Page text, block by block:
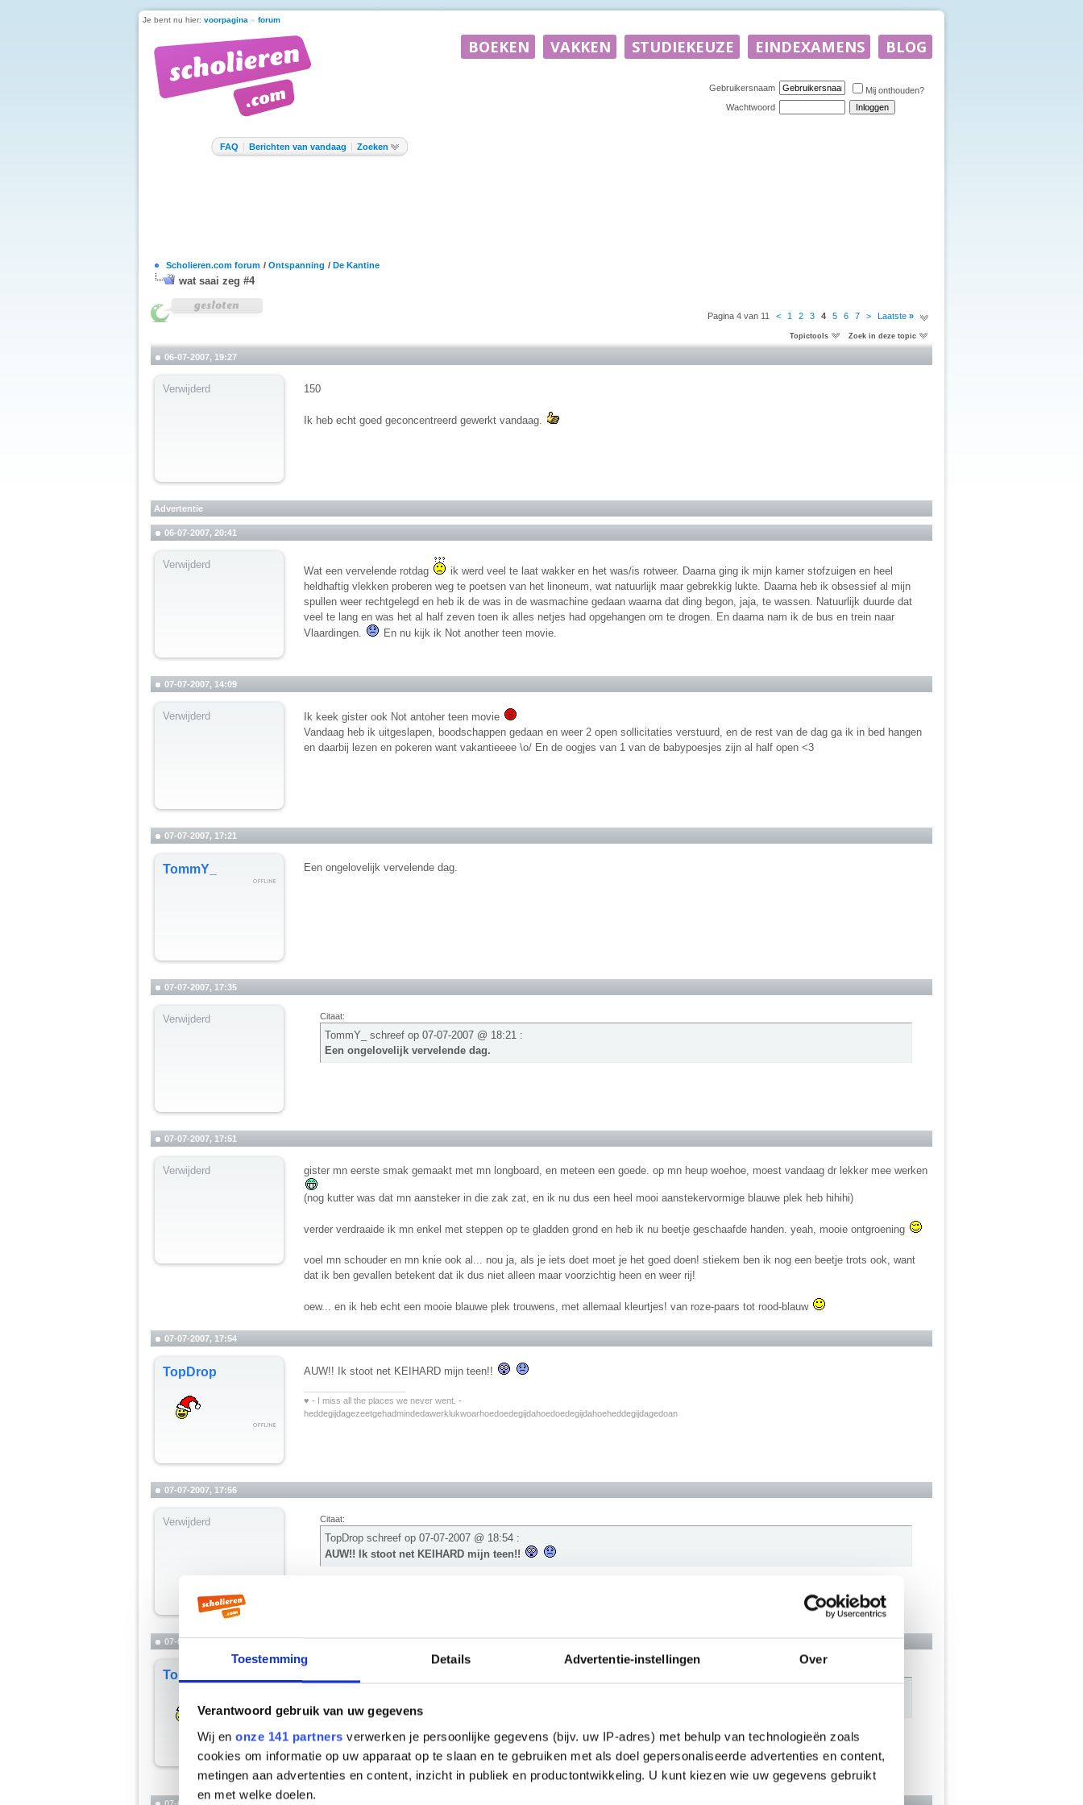
Toestemming Details Advertentie-instellingen Over
Verantwoord gebruik van uw gegevens
Wij en onze 141 partners verwerken je persoonlijke gegevens (bijv. uw IP-adres) met behulp van technologieën zoals
cookies om informatie op uw apparaat op te slaan en te gebruiken met als doel gepersonaliseerde advertenties en content,
metingen aan advertenties en content, inzicht in publiek en productontwikkeling. U kunt kiezen wie uw gegevens gebruikt
en met welke doelen.
Je bent nu hier: voorpagina » forum
Gebruikersnaam
Mij onthouden?
Wachtwoord
FAQ Berichten van vandaag Zoeken
Scholieren.com forum / Ontspanning / De Kantine
wat saai zeg #4
Pagina 4 van 11 < 1 2 3 4 5 6 7 > Laatste »
Topictools Zoek in deze topic
06-07-2007, 19:27
Verwijderd 150
Ik heb echt goed geconcentreerd gewerkt vandaag.
Advertentie
06-07-2007, 20:41
Verwijderd
Wat een vervelende rotdag
ik werd veel te laat wakker en het was/is rotweer. Daarna ging ik mijn kamer stofzuigen en heel
heldhaftig vlekken proberen weg te poetsen van het linoneum, wat natuurlijk maar gebrekkig lukte. Daarna heb ik obsessief al mijn
spullen weer rechtgelegd en heb ik de was in de wasmachine gedaan waarna dat ding begon, jaja, te wassen. Natuurlijk duurde dat
veel te lang en was het al half zeven toen ik alles netjes had opgehangen om te drogen. En daarna nam ik de bus en trein naar
Vlaardingen.
En nu kijk ik Not another teen movie.
07-07-2007, 14:09
Verwijderd
Ik keek gister ook Not antoher teen movie
Vandaag heb ik uitgeslapen, boodschappen gedaan en weer 2 open sollicitaties verstuurd, en de rest van de dag ga ik in bed hangen
en daarbij lezen en pokeren want vakantieeee \o/ En de oogjes van 1 van de babypoesjes zijn al half open <3
07-07-2007, 17:21
TommY_ Een ongelovelijk vervelende dag.
07-07-2007, 17:35
Verwijderd Citaat:
TommY_ schreef op 07-07-2007 @ 18:21 :
Een ongelovelijk vervelende dag.
07-07-2007, 17:51
Verwijderd gister mn eerste smak gemaakt met mn longboard, en meteen een goede. op mn heup woehoe, moest vandaag dr lekker mee werken
(nog kutter was dat mn aansteker in die zak zat, en ik nu dus een heel mooi aanstekervormige blauwe plek heb hihihi)
verder verdraaide ik mn enkel met steppen op te gladden grond en heb ik nu beetje geschaafde handen. yeah, mooie ontgroening
voel mn schouder en mn knie ook al... nou ja, als je iets doet moet je het goed doen! stiekem ben ik nog een beetje trots ook, want
dat ik ben gevallen betekent dat ik dus niet alleen maar voorzichtig heen en weer rij!
oew... en ik heb echt een mooie blauwe plek trouwens, met allemaal kleurtjes! van roze-paars tot rood-blauw
07-07-2007, 17:54
TopDrop
AUW!! Ik stoot net KEIHARD mijn teen!!
♥ - I miss all the places we never went. -
heddegijdagezeetgehadmindedawerklukwoarhoedoedegijdahoedoedegijdahoeheddegijdagedoan
07-07-2007, 17:56
Verwijderd Citaat:
TopDrop schreef op 07-07-2007 @ 18:54 :
AUW!! Ik stoot net KEIHARD mijn teen!!
07-07-2007, 18:15
TopDrop
je wilt gewoon aandacht omdat ik net een zielig verhaal aan het vertellen ben
Dat doet auw ja
__________________
♥ - I miss all the places we never went. -
heddegijdagezeetgehadmindedawerklukwoarhoedoedegijdahoedoedegijdahoeheddegijdagedoan